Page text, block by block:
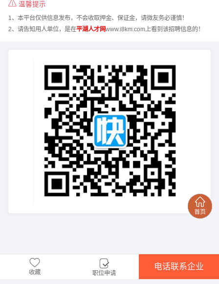
温馨提示
1、本平台仅供信息发布，不会收取押金、保证金，请微友务必谨慎！
2、请告知用人单位，是在平湖人才网www.i8km.com上看到该招聘信息的！
收藏 职位申请
电话联系企业